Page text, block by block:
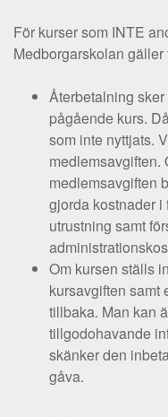
För kurser som INTE
Medborgarskolan gäller
Återbetalning
pågående kurs.
som inte nyttjats.
medlemsavgiften.
medlemsavgiften
gjorda kostnader i
utrustning samt
Om kursen ställs
kursavgiften samt
tillbaka. Man kan
tillgodohavande
skänker den
gåva.